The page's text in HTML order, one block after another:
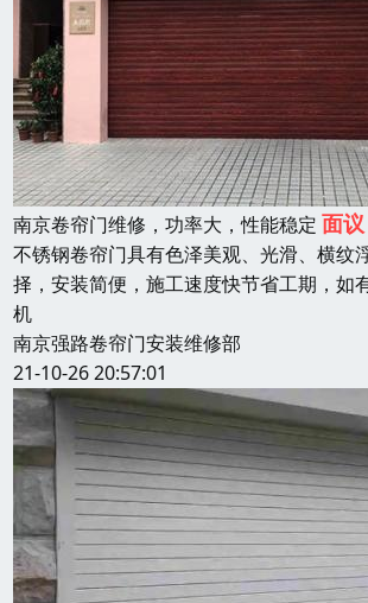
南京卷帘门维修，功率大，性能稳定 面议
不锈钢卷帘门具有色泽美观、光滑、横纹
择，安装简便，施工速度快节省工期，如
机
南京强路卷帘门安装维修部
21-10-26 20:57:01